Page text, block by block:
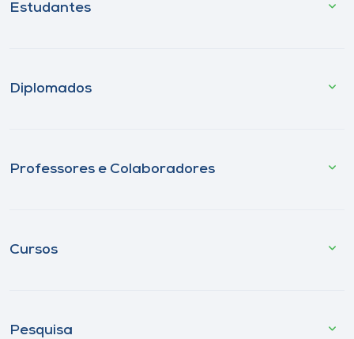
Estudantes
Diplomados
Professores e Colaboradores
Cursos
Pesquisa